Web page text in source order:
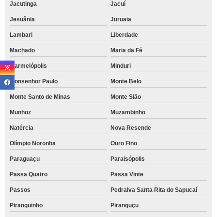
Jacutinga Jacuí
Jesuânia Juruaia
Lambari Liberdade
Machado Maria da Fé
Marmelópolis Minduri
Monsenhor Paulo Monte Belo
Monte Santo de Minas Monte Sião
Munhoz Muzambinho
Natércia Nova Resende
Olímpio Noronha Ouro Fino
Paraguaçu Paraisópolis
Passa Quatro Passa Vinte
Passos Pedralva Santa Rita do Sapucaí
Piranguinho Piranguçu